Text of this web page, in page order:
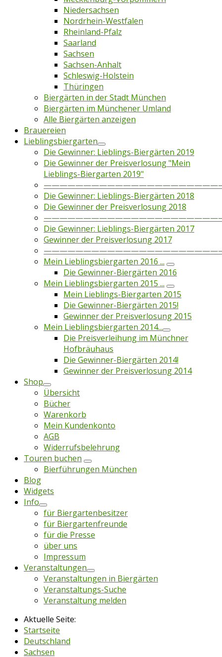
Niedersachsen
Nordrhein-Westfalen
Rheinland-Pfalz
Saarland
Sachsen
Sachsen-Anhalt
Schleswig-Holstein
Thüringen
Biergärten in der Stadt München
Biergärten im Münchener Umland
Alle Biergärten anzeigen
Brauereien
Lieblingsbiergarten
Die Gewinner: Lieblings-Biergärten 2019
Die Gewinner der Preisverlosung "Mein
Lieblings-Biergarten 2019"
Die Gewinner: Lieblings-Biergärten 2018
Die Gewinner der Preisverlosung 2018
Die Gewinner: Lieblings-Biergärten 2017
Gewinner der Preisverlosung 2017
Mein Lieblingsbiergarten 2016 ...
Die Gewinner-Biergärten 2016
Mein Lieblingsbiergarten 2015 ...
Mein Lieblings-Biergarten 2015
Die Gewinner-Biergärten 2015!
Gewinner der Preisverlosung 2015
Mein Lieblingsbiergarten 2014...
Die Preisverleihung im Münchner
Hofbräuhaus
Die Gewinner-Biergärten 2014!
Gewinner der Preisverlosung 2014
Shop
Übersicht
Bücher
Warenkorb
Mein Kundenkonto
AGB
Widerrufsbelehrung
Touren buchen
Bierführungen München
Blog
Widgets
Info
für Biergartenbesitzer
für Biergartenfreunde
für die Presse
über uns
Impressum
Veranstaltungen
Veranstaltungen in Biergärten
Veranstaltungs-Suche
Veranstaltung melden
Aktuelle Seite:
Startseite
Deutschland
Sachsen